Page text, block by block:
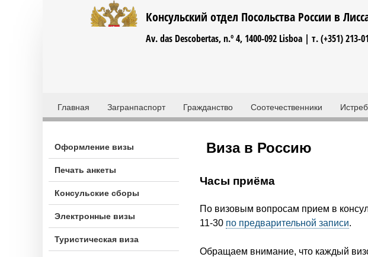
Консульский отдел Посольства России в
Av. das Descobertas, n.º 4, 1400-092 Lisboa | т. (+351) 213-
Виза в Россию
Часы приёма
По визовым вопросам прием в
11-30 по предварительной записи.
Обращаем внимание, что каждый
л
в
н
о
е
м
е
Главная Загранпаспорт Гражданство Соотечественники
Оформление визы
Печать анкеты
Консульские сборы
Электронные визы
Туристическая виза